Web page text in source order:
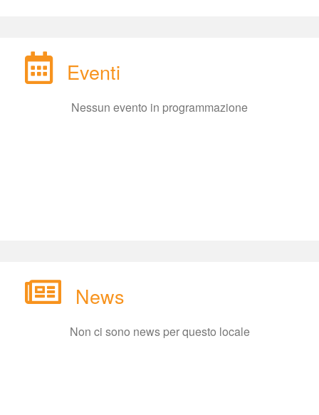
Eventi
Nessun evento in programmazione
New
Non ci sono news per questo locale